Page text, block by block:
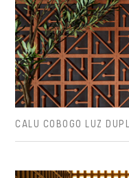
CALU COBOGO LUZ